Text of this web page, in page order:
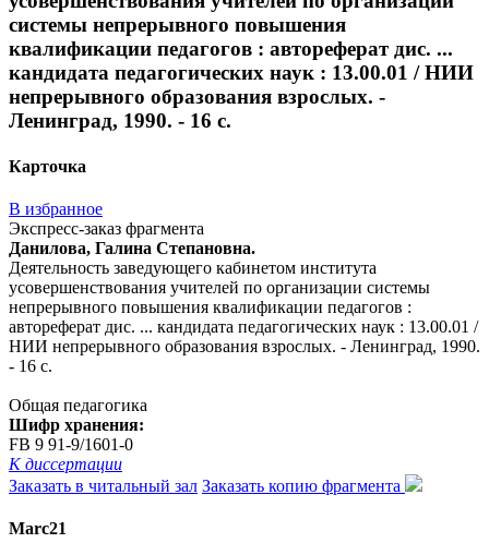
системы непрерывного повышения
квалификации педагогов : автореферат дис. ...
кандидата педагогических наук : 13.00.01 / НИИ
непрерывного образования взрослых. -
Ленинград, 1990. - 16 с.
Карточка
В избранное
Экспресс-заказ фрагмента
Данилова, Галина Степановна.
Деятельность заведующего кабинетом института
усовершенствования учителей по организации системы
непрерывного повышения квалификации педагогов :
автореферат дис. ... кандидата педагогических наук : 13.00.01 /
НИИ непрерывного образования взрослых. - Ленинград, 1990.
- 16 с.
Общая педагогика
Шифр хранения:
FB 9 91-9/1601-0
К диссертации
Заказать в читальный зал Заказать копию фрагмента
Marc21